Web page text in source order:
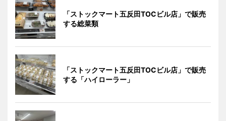
「ストックマート五反田TOCビル店」で販売
する総菜類
「ストックマート五反田TOCビル店」で販売
する「ハイローラー」